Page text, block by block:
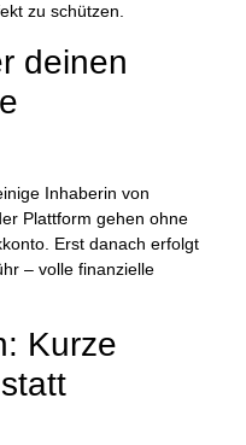
zu schützen.
deinen
Inhaberin von
Plattform gehen ohne
Erst danach erfolgt
– volle finanzielle
Kurze